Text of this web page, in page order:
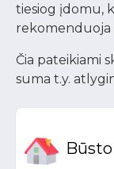
tiesiog įdomu,
rekomenduoja
Čia pateikiami
suma t.y.